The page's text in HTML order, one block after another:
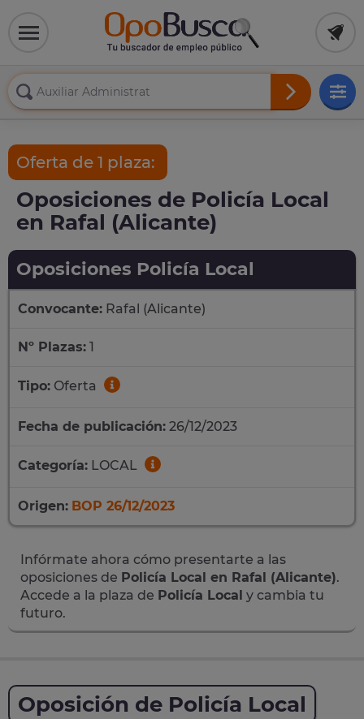
Oferta de 1 plaza:
Oposiciones de Policía Local
en Rafal (Alicante)
Oposiciones Policía Local
Convocante: Rafal (Alicante)
Nº Plazas: 1
Tipo: Oferta
Fecha de publicación: 26/12/2023
Categoría: LOCAL
Origen: BOP 26/12/2023
Infórmate ahora cómo presentarte a las
oposiciones de Policía Local en Rafal (Alicante).
Accede a la plaza de Policía Local y cambia tu
futuro.
Oposición de Policía Local